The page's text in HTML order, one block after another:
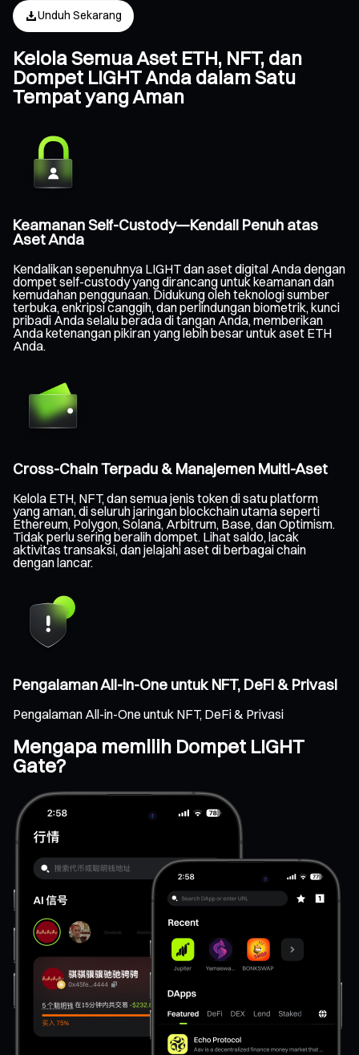
Unduh Sekarang
Kelola Semua Aset ETH, NFT, dan
Dompet LIGHT Anda dalam Satu
Tempat yang Aman
Keamanan Self-Custody—Kendali Penuh atas
Aset Anda
Kendalikan sepenuhnya LIGHT dan aset digital Anda dengan
dompet self-custody yang dirancang untuk keamanan dan
kemudahan penggunaan. Didukung oleh teknologi sumber
terbuka, enkripsi canggih, dan perlindungan biometrik, kunci
pribadi Anda selalu berada di tangan Anda, memberikan
Anda ketenangan pikiran yang lebih besar untuk aset ETH
Anda.
Cross-Chain Terpadu & Manajemen Multi-Aset
Kelola ETH, NFT, dan semua jenis token di satu platform
yang aman, di seluruh jaringan blockchain utama seperti
Ethereum, Polygon, Solana, Arbitrum, Base, dan Optimism.
Tidak perlu sering beralih dompet. Lihat saldo, lacak
aktivitas transaksi, dan jelajahi aset di berbagai chain
dengan lancar.
Pengalaman All-in-One untuk NFT, DeFi & Privasi
Pengalaman All-in-One untuk NFT, DeFi & Privasi
Mengapa memilih Dompet LIGHT
Gate?